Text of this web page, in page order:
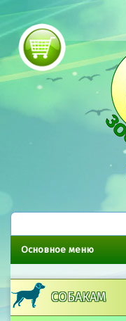
Основное меню
СОБАКАМ